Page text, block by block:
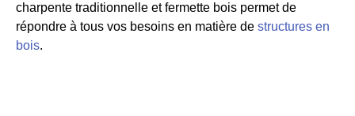
charpente traditionnelle et fermette bois permet de
répondre à tous vos besoins en matière de structures en
bois.